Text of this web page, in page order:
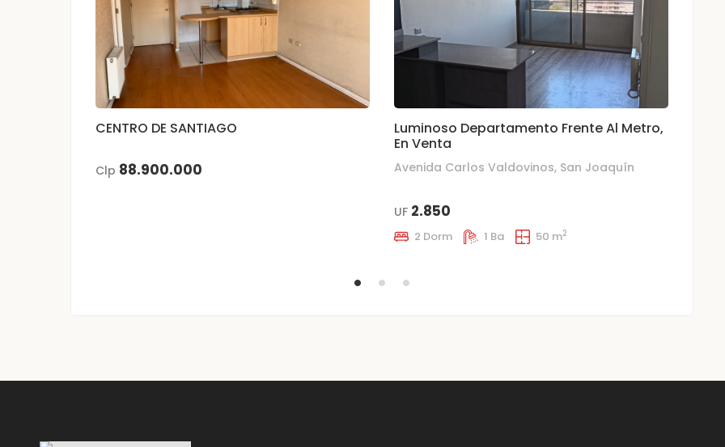
CENTRO DE SANTIAGO
Clp 88.900.000
Luminoso Departamento Frente Al Metro,
En Venta
Avenida Carlos Valdovinos, San Joaquín
UF 2.850
2 Dorm 1 Ba 50 m2